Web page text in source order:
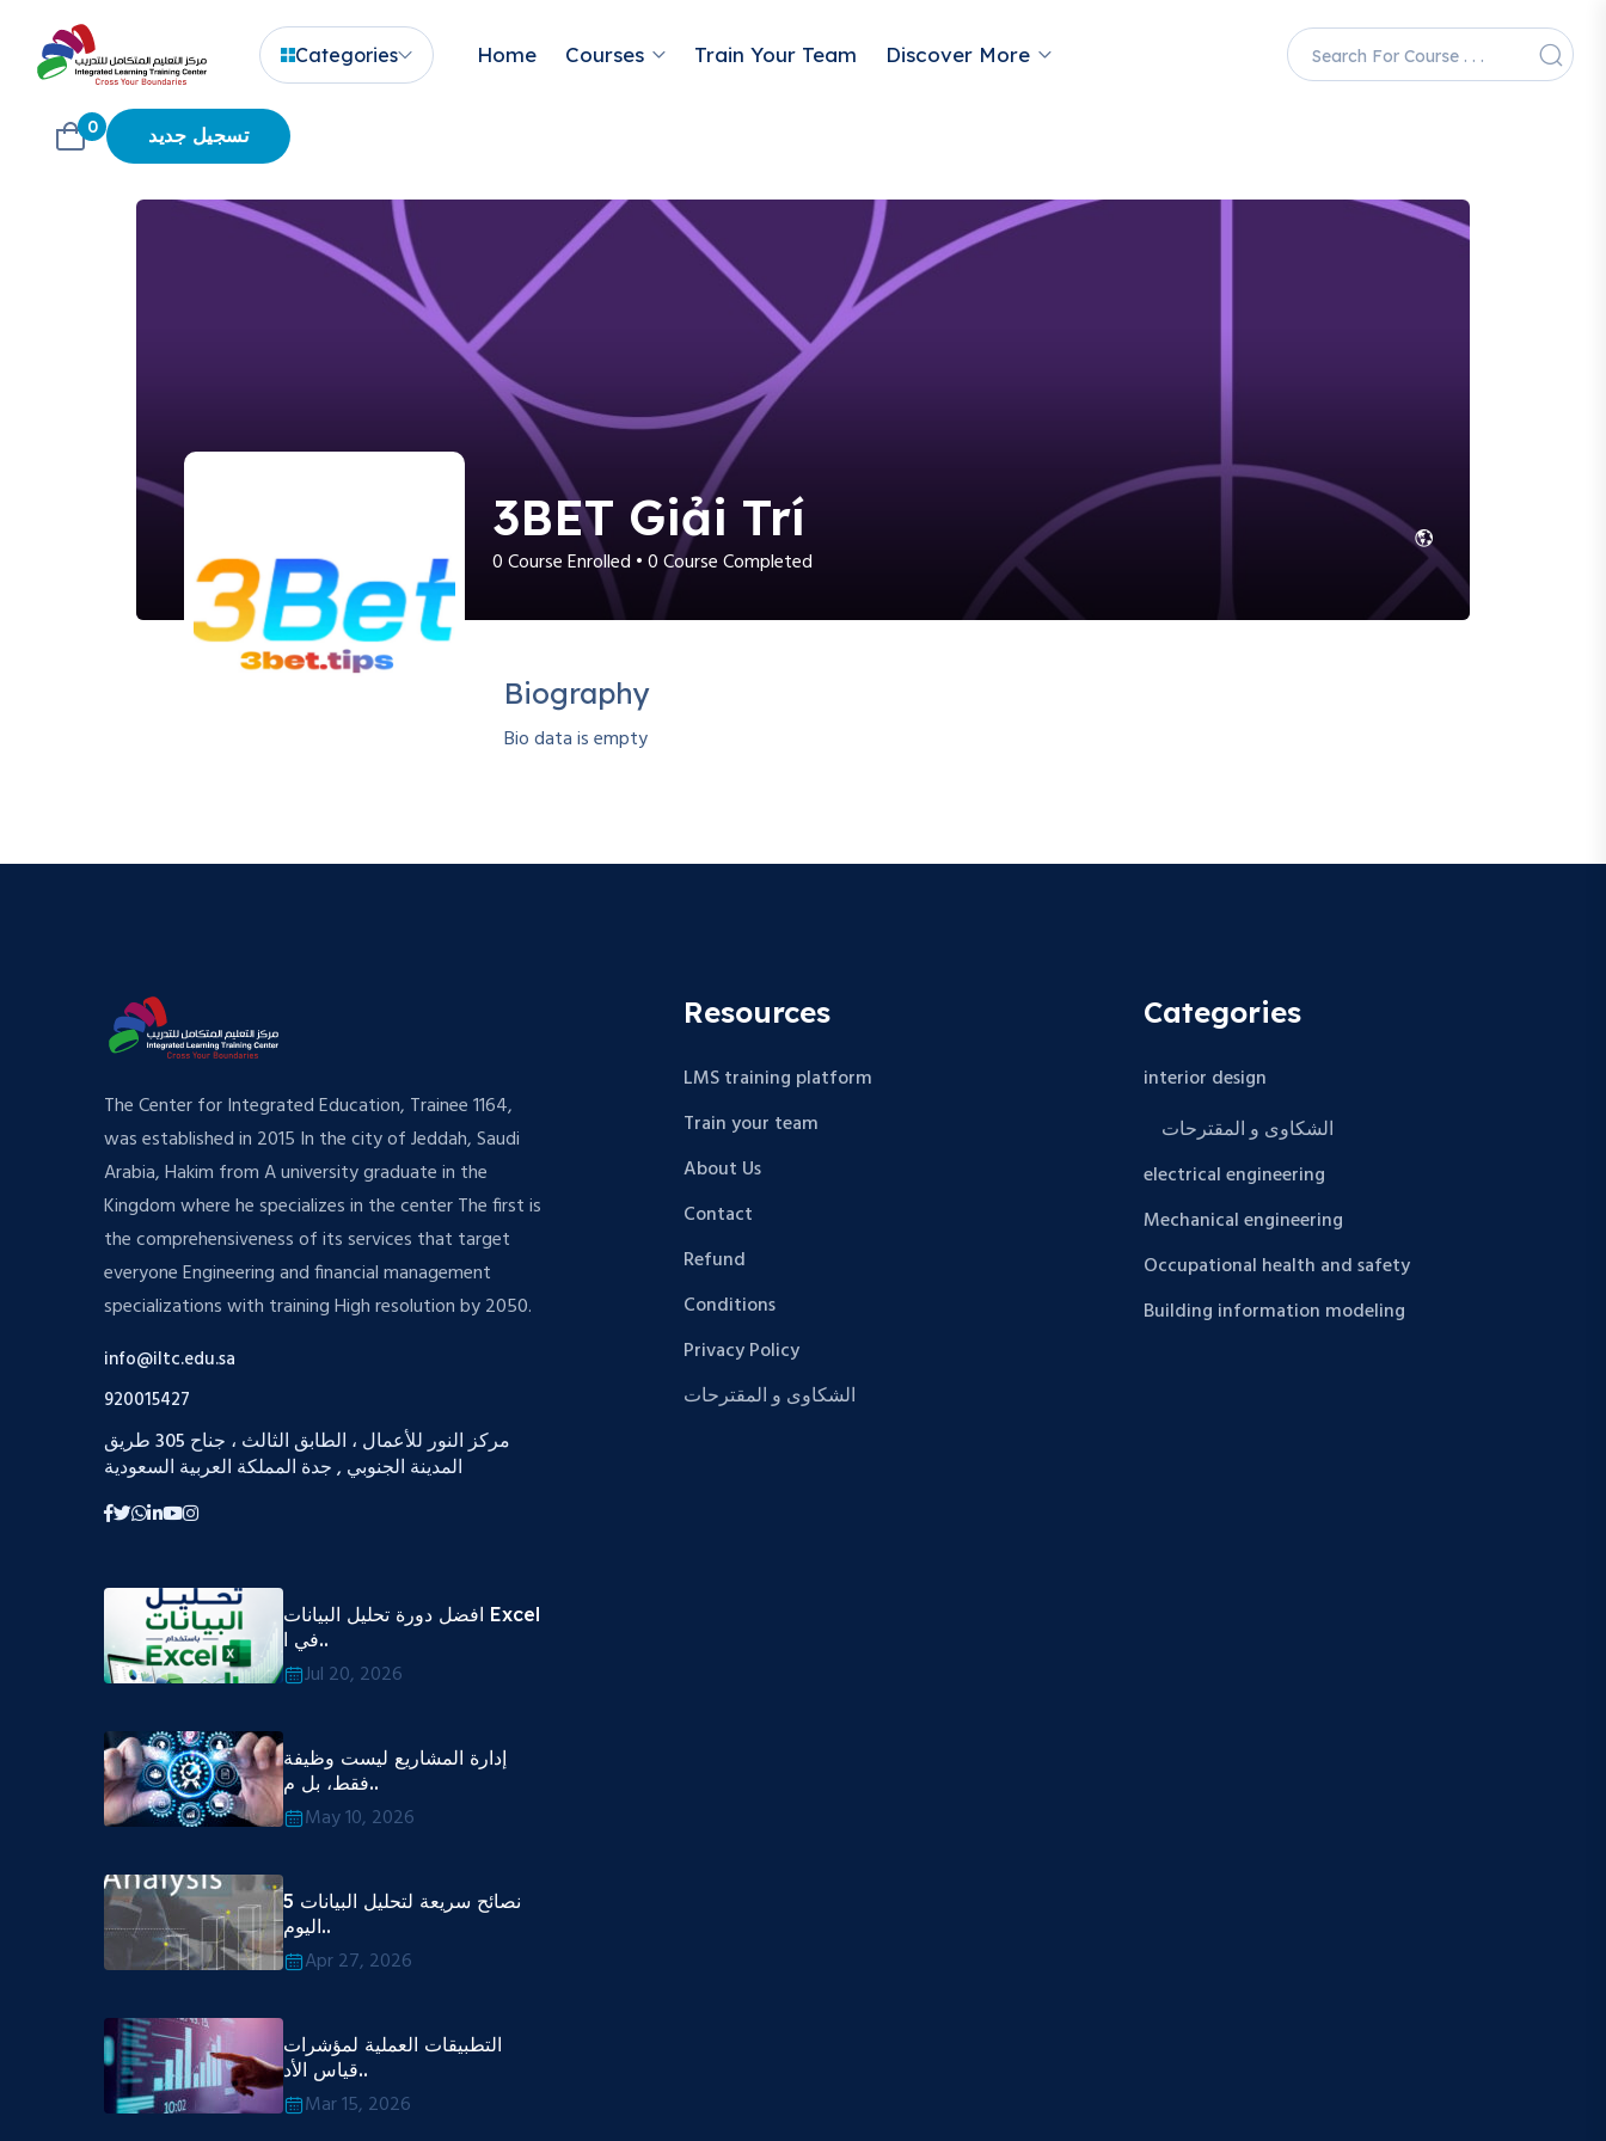
Categories Home Courses Train Your Team Discover More
0 تسجيل جديد
3BET Giải Trí
0Course Enrolled •0Course Completed
Biography
Bio data is empty
The Center for Integrated Education, Trainee 1164,
was established in 2015 In the city of Jeddah, Saudi
Arabia, Hakim from A university graduate in the
Kingdom where he specializes in the center The first is
the comprehensiveness of its services that target
everyone Engineering and financial management
specializations with training High resolution by 2050.
info@iltc.edu.sa
920015427
مركز النور للأعمال ، الطابق الثالث ، جناح 305 طريق
المدينة الجنوبي , جدة المملكة العربية السعودية
افضل دورة تحليل البيانات Excel
في ا..
Jul 20, 2026
إدارة المشاريع ليست وظيفة
فقط، بل م..
May 10, 2026
5 نصائح سريعة لتحليل البيانات
اليوم..
Apr 27, 2026
التطبيقات العملية لمؤشرات
قياس الأد..
Mar 15, 2026
Resources
LMS training platform
Train your team
About Us
Contact
Refund
Conditions
Privacy Policy
الشكاوى و المقترحات
Categories
interior design
الشكاوى و المقترحات
electrical engineering
Mechanical engineering
Occupational health and safety
Building information modeling